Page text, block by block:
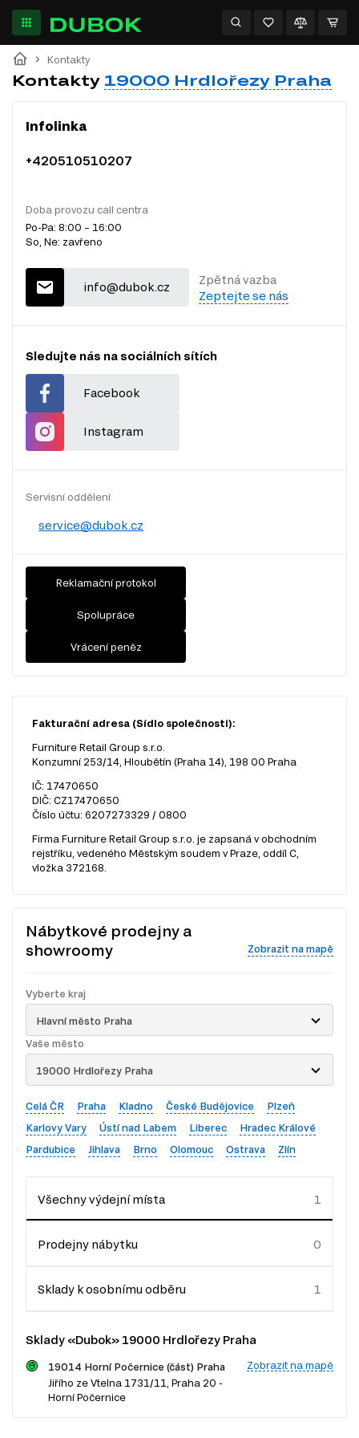
Kontakty
Kontakty 19000 Hrdlořezy Praha
Infolinka
+420510510207
Doba provozu call centra
Po-Pa: 8:00 – 16:00
So, Ne: zavřeno
info@dubok.cz
Zpětná vazba
Zeptejte se nás
Sledujte nás na sociálních sítích
Facebook
Instagram
Servisní oddělení
service@dubok.cz
Reklamační protokol
Spolupráce
Vrácení peněz
Fakturační adresa (Sídlo společnosti):
Furniture Retail Group s.r.o.
Konzumní 253/14, Hloubětín (Praha 14), 198 00 Praha
IČ: 17470650
DIČ: CZ17470650
Číslo účtu: 6207273329 / 0800
Firma Furniture Retail Group s.r.o. je zapsaná v obchodním
rejstříku, vedeného Městským soudem v Praze, oddíl C,
vložka 372168.
Nábytkové prodejny a
showroomy
Zobrazit na mapě
Vyberte kraj
Hlavní město Praha
Vaše město
19000 Hrdlořezy Praha
Celá ČR Praha Kladno České Budějovice
Plzeň
Karlovy Vary
Ústí nad Labem Liberec
Hradec Králové
Pardubice
Jihlava Brno Olomouc Ostrava Zlín
Všechny výdejní místa
Prodejny nábytku
Sklady k osobnímu odběru
Sklady «Dubok» 19000 Hrdlořezy Praha
19014 Horní Počernice (část) Praha
Jiřího ze Vtelna 1731/11, Praha 20 -
Horní Počernice
Zobrazit na mapě